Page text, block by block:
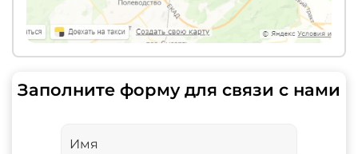
Заполните форму для связи с нами